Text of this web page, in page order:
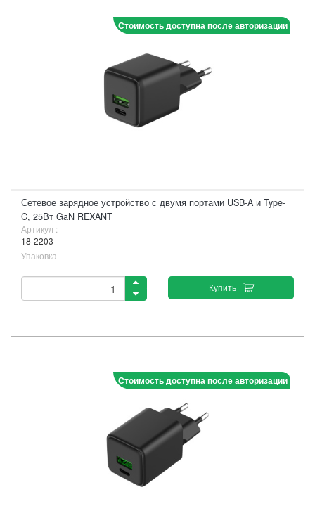
Стоимость доступна после авторизации
Сетевое зарядное устройство с двумя портами USB-A и Type-
C, 25Вт GaN REXANT
Артикул :
18-2203
Упаковка
Купить
Стоимость доступна после авторизации